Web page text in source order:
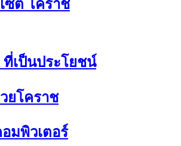
ซต์ โคราช
เป็นประโยชน์
ยโคราช
มพิวเตอร์